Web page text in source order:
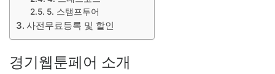
5. 스탬프투어
사전무료등록 및 할인
경기웹툰페어 소개